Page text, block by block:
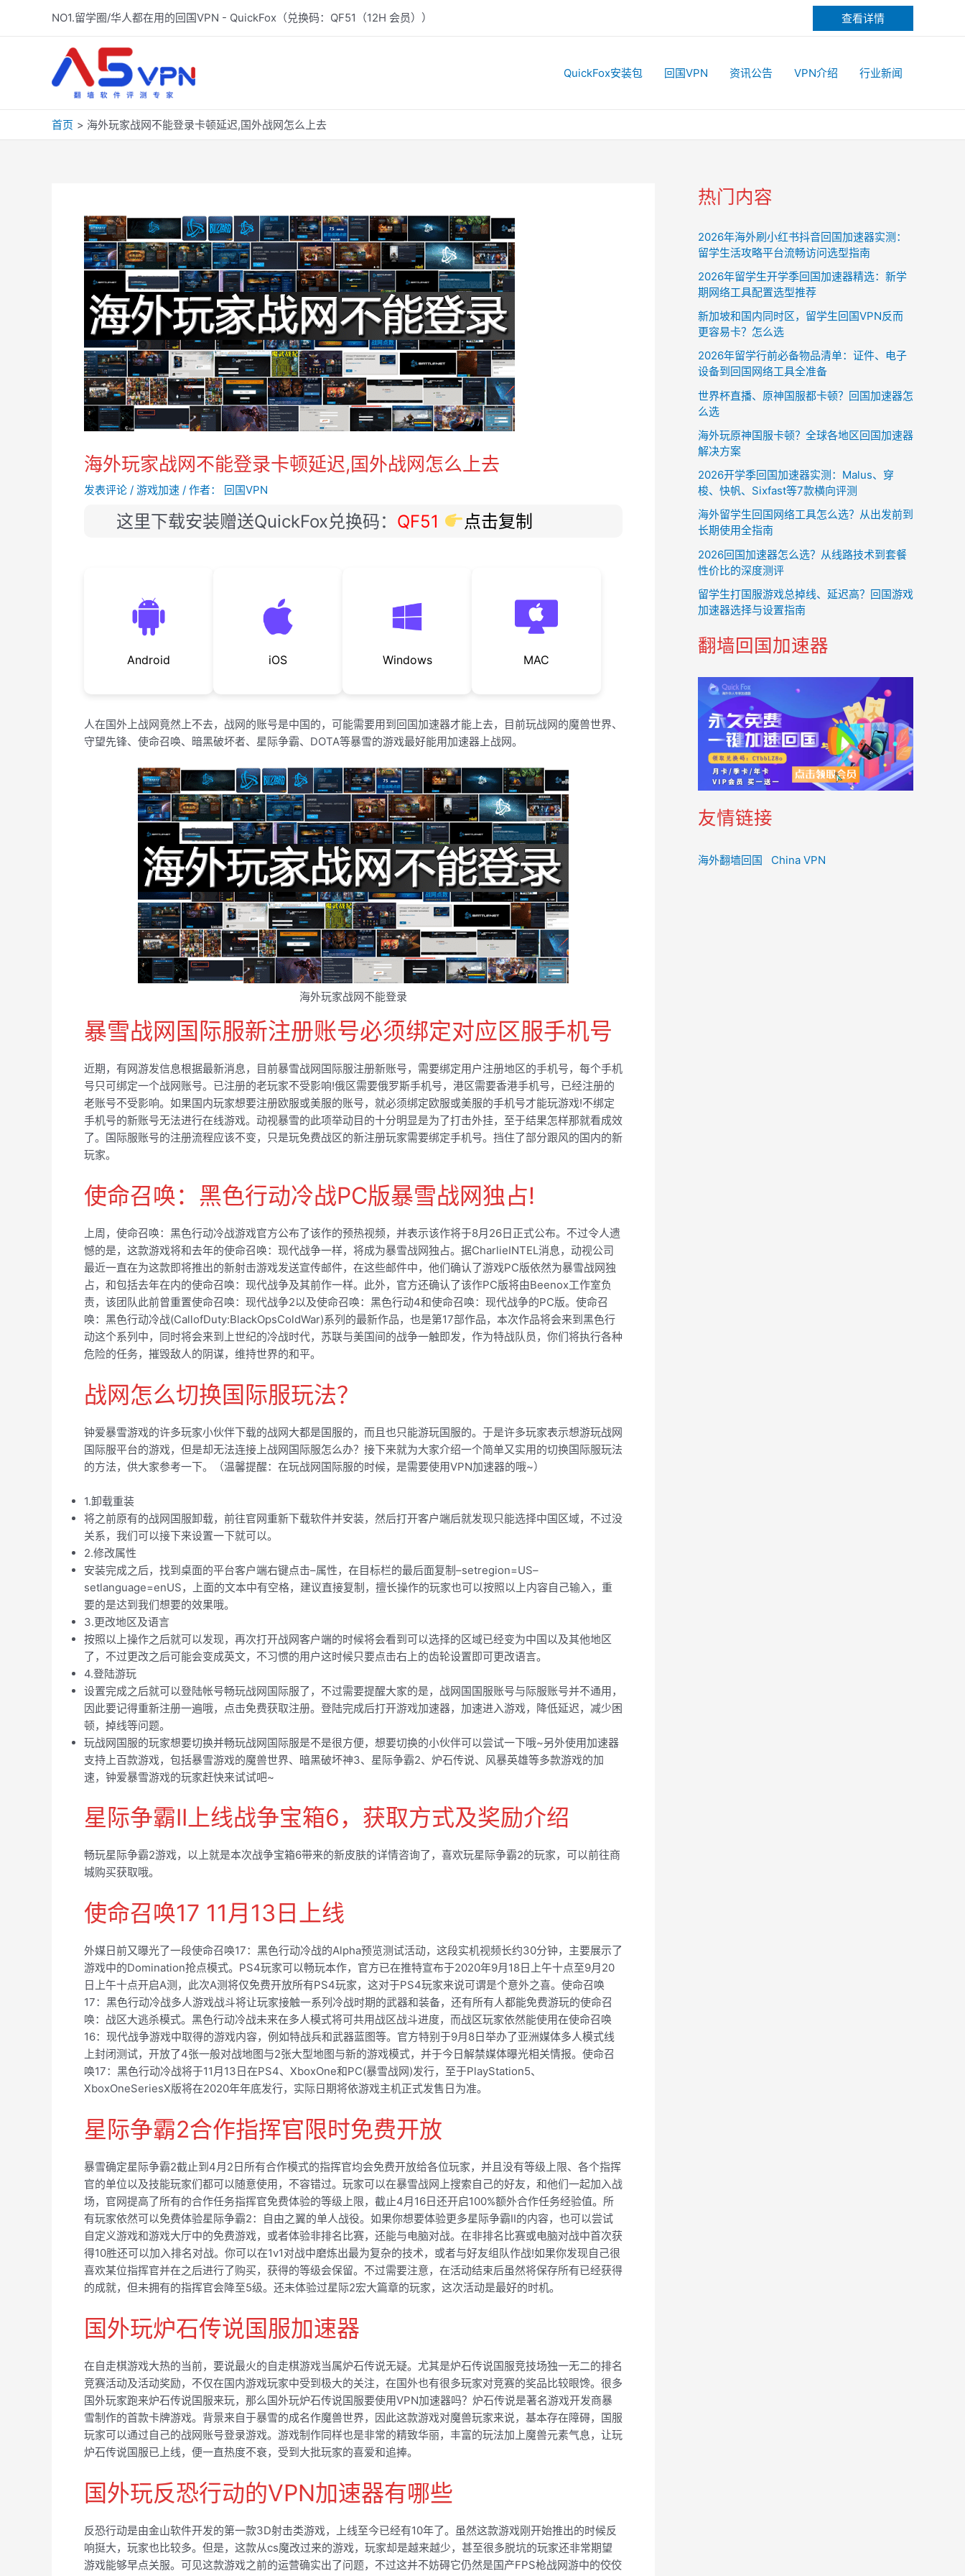
NO1.留学圈/华人都在用的回国VPN - QuickFox（兑换码：QF51（12H 会员）） 查看详情
QuickFox安装包 回国VPN 资讯公告 VPN介绍 行业新闻
首页 海外玩家战网不能登录卡顿延迟,国外战网怎么上去
海外玩家战网不能登录卡顿延迟,国外战网怎么上去
发表评论 / 游戏加速 / 作者： 回国VPN
这里下载安装赠送QuickFox兑换码： QF51 点击复制
Android iOS Windows MAC
人在国外上战网竟然上不去，战网的账号是中国的，可能需要用到回国加速器才能上去，目前玩战网的魔兽世界、
守望先锋、使命召唤、暗黑破坏者、星际争霸、DOTA等暴雪的游戏最好能用加速器上战网。
海外玩家战网不能登录
暴雪战网国际服新注册账号必须绑定对应区服手机号
近期，有网游发信息根据最新消息，目前暴雪战网国际服注册新账号，需要绑定用户注册地区的手机号，每个手机
号只可绑定一个战网账号。已注册的老玩家不受影响!俄区需要俄罗斯手机号，港区需要香港手机号，已经注册的
老账号不受影响。如果国内玩家想要注册欧服或美服的账号，就必须绑定欧服或美服的手机号才能玩游戏!不绑定
手机号的新账号无法进行在线游戏。动视暴雪的此项举动目的十分明显是为了打击外挂，至于结果怎样那就看成效
了。国际服账号的注册流程应该不变，只是玩免费战区的新注册玩家需要绑定手机号。挡住了部分跟风的国内的新
玩家。
使命召唤：黑色行动冷战PC版暴雪战网独占!
上周，使命召唤：黑色行动冷战游戏官方公布了该作的预热视频，并表示该作将于8月26日正式公布。不过令人遗
憾的是，这款游戏将和去年的使命召唤：现代战争一样，将成为暴雪战网独占。据CharlieINTEL消息，动视公司
最近一直在为这款即将推出的新射击游戏发送宣传邮件，在这些邮件中，他们确认了游戏PC版依然为暴雪战网独
占，和包括去年在内的使命召唤：现代战争及其前作一样。此外，官方还确认了该作PC版将由Beenox工作室负
责，该团队此前曾重置使命召唤：现代战争2以及使命召唤：黑色行动4和使命召唤：现代战争的PC版。使命召
唤：黑色行动冷战(CallofDuty:BlackOpsColdWar)系列的最新作品，也是第17部作品，本次作品将会来到黑色行
动这个系列中，同时将会来到上世纪的冷战时代，苏联与美国间的战争一触即发，作为特战队员，你们将执行各种
危险的任务，摧毁敌人的阴谋，维持世界的和平。
战网怎么切换国际服玩法？
钟爱暴雪游戏的许多玩家小伙伴下载的战网大都是国服的，而且也只能游玩国服的。于是许多玩家表示想游玩战网
国际服平台的游戏，但是却无法连接上战网国际服怎么办？接下来就为大家介绍一个简单又实用的切换国际服玩法
的方法，供大家参考一下。（温馨提醒：在玩战网国际服的时候，是需要使用VPN加速器的哦~）
1.卸载重装
将之前原有的战网国服卸载，前往官网重新下载软件并安装，然后打开客户端后就发现只能选择中国区域，不过没
关系，我们可以接下来设置一下就可以。
2.修改属性
安装完成之后，找到桌面的平台客户端右键点击–属性，在目标栏的最后面复制–setregion=US–
setlanguage=enUS，上面的文本中有空格，建议直接复制，擅长操作的玩家也可以按照以上内容自己输入，重
要的是达到我们想要的效果哦。
3.更改地区及语言
按照以上操作之后就可以发现，再次打开战网客户端的时候将会看到可以选择的区域已经变为中国以及其他地区
了，不过更改之后可能会变成英文，不习惯的用户这时候只要点击右上的齿轮设置即可更改语言。
4.登陆游玩
设置完成之后就可以登陆帐号畅玩战网国际服了，不过需要提醒大家的是，战网国国服账号与际服账号并不通用，
因此要记得重新注册一遍哦，点击免费获取注册。登陆完成后打开游戏加速器，加速进入游戏，降低延迟，减少困
顿，掉线等问题。
玩战网国服的玩家想要切换并畅玩战网国际服是不是很方便，想要切换的小伙伴可以尝试一下哦~另外使用加速器
支持上百款游戏，包括暴雪游戏的魔兽世界、暗黑破坏神3、星际争霸2、炉石传说、风暴英雄等多款游戏的加
速，钟爱暴雪游戏的玩家赶快来试试吧~
星际争霸II上线战争宝箱6，获取方式及奖励介绍
畅玩星际争霸2游戏，以上就是本次战争宝箱6带来的新皮肤的详情咨询了，喜欢玩星际争霸2的玩家，可以前往商
城购买获取哦。
使命召唤17 11月13日上线
外媒日前又曝光了一段使命召唤17：黑色行动冷战的Alpha预览测试活动，这段实机视频长约30分钟，主要展示了
游戏中的Domination抢点模式。PS4玩家可以畅玩本作，官方已在推特宣布于2020年9月18日上午十点至9月20
日上午十点开启A测，此次A测将仅免费开放所有PS4玩家，这对于PS4玩家来说可谓是个意外之喜。使命召唤
17：黑色行动冷战多人游戏战斗将让玩家接触一系列冷战时期的武器和装备，还有所有人都能免费游玩的使命召
唤：战区大逃杀模式。黑色行动冷战未来在多人模式将可共用战区战斗进度，而战区玩家依然能使用在使命召唤
16：现代战争游戏中取得的游戏内容，例如特战兵和武器蓝图等。官方特别于9月8日举办了亚洲媒体多人模式线
上封闭测试，开放了4张一般对战地图与2张大型地图与新的游戏模式，并于今日解禁媒体曝光相关情报。使命召
唤17：黑色行动冷战将于11月13日在PS4、XboxOne和PC(暴雪战网)发行，至于PlayStation5、
XboxOneSeriesX版将在2020年年底发行，实际日期将依游戏主机正式发售日为准。
星际争霸2合作指挥官限时免费开放
暴雪确定星际争霸2截止到4月2日所有合作模式的指挥官均会免费开放给各位玩家，并且没有等级上限、各个指挥
官的单位以及技能玩家们都可以随意使用，不容错过。玩家可以在暴雪战网上搜索自己的好友，和他们一起加入战
场，官网提高了所有的合作任务指挥官免费体验的等级上限，截止4月16日还开启100%额外合作任务经验值。所
有玩家依然可以免费体验星际争霸2：自由之翼的单人战役。如果你想要体验更多星际争霸II的内容，也可以尝试
自定义游戏和游戏大厅中的免费游戏，或者体验非排名比赛，还能与电脑对战。在非排名比赛或电脑对战中首次获
得10胜还可以加入排名对战。你可以在1v1对战中磨炼出最为复杂的技术，或者与好友组队作战!如果你发现自己很
喜欢某位指挥官并在之后进行了购买，获得的等级会保留。不过需要注意，在活动结束后虽然将保存所有已经获得
的成就，但未拥有的指挥官会降至5级。还未体验过星际2宏大篇章的玩家，这次活动是最好的时机。
国外玩炉石传说国服加速器
在自走棋游戏大热的当前，要说最火的自走棋游戏当属炉石传说无疑。尤其是炉石传说国服竞技场独一无二的排名
竞赛活动及活动奖励，不仅在国内游戏玩家中受到极大的关注，在国外也有很多玩家对竞赛的奖品比较眼馋。很多
国外玩家跑来炉石传说国服来玩，那么国外玩炉石传说国服要使用VPN加速器吗？炉石传说是著名游戏开发商暴
雪制作的首款卡牌游戏。背景来自于暴雪的成名作魔兽世界，因此这款游戏对魔兽玩家来说，基本存在障碍，国服
玩家可以通过自己的战网账号登录游戏。游戏制作同样也是非常的精致华丽，丰富的玩法加上魔兽元素气息，让玩
炉石传说国服已上线，便一直热度不衰，受到大批玩家的喜爱和追捧。
国外玩反恐行动的VPN加速器有哪些
反恐行动是由金山软件开发的第一款3D射击类游戏，上线至今已经有10年了。虽然这款游戏刚开始推出的时候反
响挺大，玩家也比较多。但是，这款从cs魔改过来的游戏，玩家却是越来越少，甚至很多脱坑的玩家还非常期望
游戏能够早点关服。可见这款游戏之前的运营确实出了问题，不过这并不妨碍它仍然是国产FPS枪战网游中的佼佼
热门内容
2026年海外刷小红书抖音回国加速器实测：
留学生活攻略平台流畅访问选型指南
2026年留学生开学季回国加速器精选：新学
期网络工具配置选型推荐
新加坡和国内同时区，留学生回国VPN反而
更容易卡？怎么选
2026年留学行前必备物品清单：证件、电子
设备到回国网络工具全准备
世界杯直播、原神国服都卡顿？回国加速器怎
么选
海外玩原神国服卡顿？全球各地区回国加速器
解决方案
2026开学季回国加速器实测：Malus、穿
梭、快帆、Sixfast等7款横向评测
海外留学生回国网络工具怎么选？从出发前到
长期使用全指南
2026回国加速器怎么选？从线路技术到套餐
性价比的深度测评
留学生打国服游戏总掉线、延迟高？回国游戏
加速器选择与设置指南
翻墙回国加速器
友情链接
海外翻墙回国 China VPN